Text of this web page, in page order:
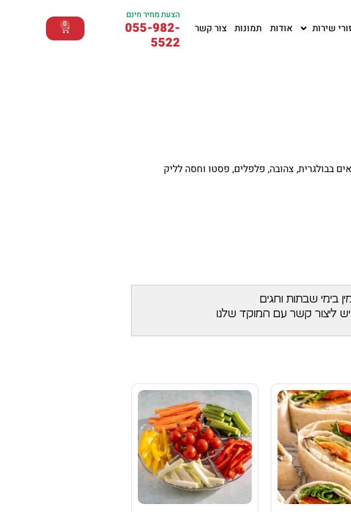
שירות אודות תמונות צור קשר
הצעת מחיר חינם
055-982-
5522
0
בבולגרית, צהובה, פלפלים, פסטו וחסה לליק
בימי שבתות וחגים
ליצור קשר עם המוקד שלנו